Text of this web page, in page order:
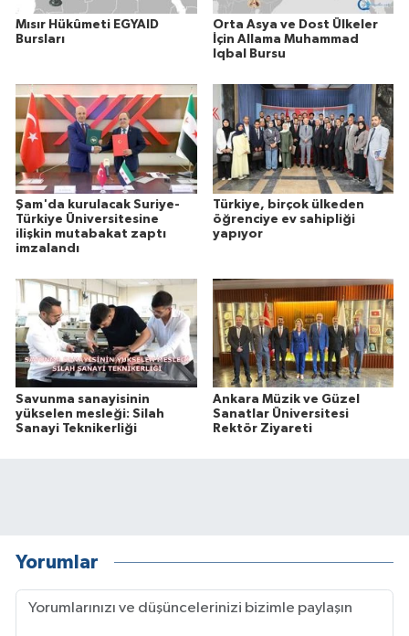
Mısır Hükûmeti EGYAID
Bursları
Orta Asya ve Dost Ülkeler
İçin Allama Muhammad
Iqbal Bursu
Şam'da kurulacak Suriye-
Türkiye Üniversitesine
ilişkin mutabakat zaptı
imzalandı
Türkiye, birçok ülkeden
öğrenciye ev sahipliği
yapıyor
Savunma sanayisinin
yükselen mesleği: Silah
Sanayi Teknikerliği
Ankara Müzik ve Güzel
Sanatlar Üniversitesi
Rektör Ziyareti
Yorumlar